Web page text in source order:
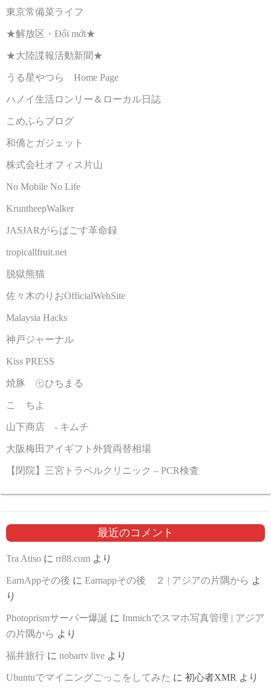
東京常備菜ライフ
★解放区・Đổi mới★
★大陸諜報活動新聞★
うる星やつら Home Page
ハノイ生活ロンリー＆ローカル日誌
こめふらブログ
和僑とガジェット
株式会社オフィス片山
No Mobile No Life
KruntheepWalker
JASJARがらぱごす革命録
tropicallfruit.net
脱獄熊猫
佐々木のりおOfficialWebSite
Malaysia Hacks
神戸ジャーナル
Kiss PRESS
焼豚 ㊆ひちまる
こゝちよ
山下商店 - キムチ
大阪梅田アイギフト外貨両替相場
【閉院】三宮トラベルクリニック – PCR検査
最近のコメント
Tra Atiso に rr88.com より
EarnAppその後 に Earnappその後 ２ | アジアの片隅から よ
り
Photoprismサーバー爆誕 に Immichでスマホ写真管理 | アジア
の片隅から より
福井旅行 に nobartv live より
Ubuntuでマイニングごっこをしてみた に 初心者XMR より